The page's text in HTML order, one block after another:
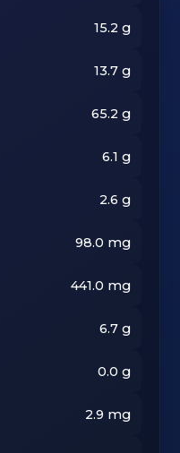
15.2 g
13.7g
65.2 g
6.1 g
2.6 g
98.0 mg
441.0 mg
6.7g
0.0 g
2.9 mg